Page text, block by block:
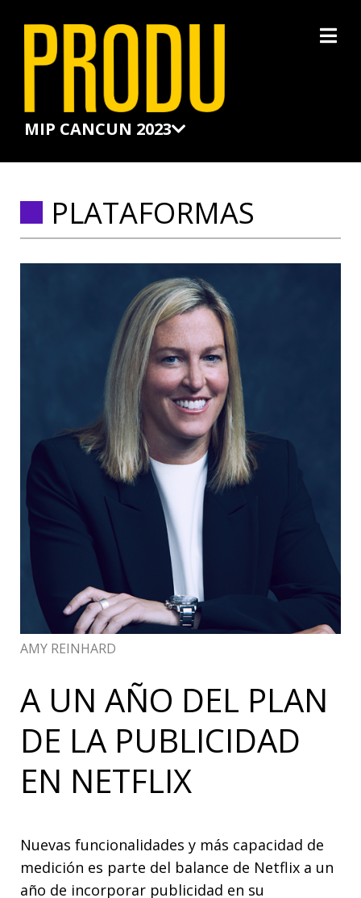
MIP CANCUN 2023
×
PLATAFORMAS
AMY REINHARD
A UN AÑO DEL PLAN
DE LA PUBLICIDAD
EN NETFLIX
Nuevas funcionalidades y más capacidad de
medición es parte del balance de Netflix a un
año de incorporar publicidad en su